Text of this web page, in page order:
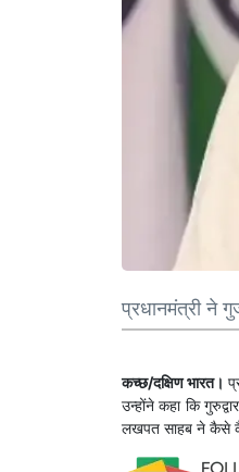
प्रधानमंत्री ने
कच्छ/दक्षिण भारत।
उन्होंने कहा कि
लखपत साहब ने कैसे